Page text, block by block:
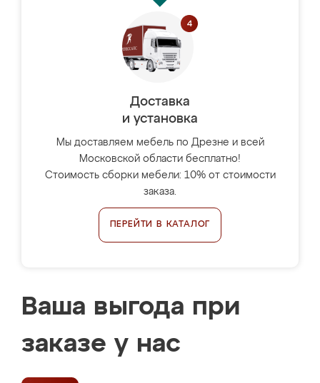
Доставка
и установка
Мы доставляем мебель по Дрезне и всей
Московской области бесплатно!
Стоимость сборки мебели: 10% от стоимости
заказа.
ПЕРЕЙТИ В КАТАЛОГ
Ваша выгода при
заказе у нас